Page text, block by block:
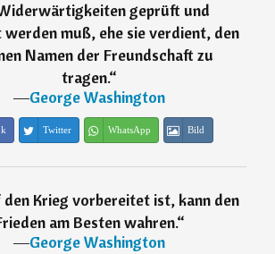
geprüft und
muß, ehe sie verdient, den
Namen der Freundschaft zu
tragen.“
―George Washington
Twitter WhatsApp Bild
Krieg vorbereitet ist, kann den
am Besten wahren.“
―George Washington